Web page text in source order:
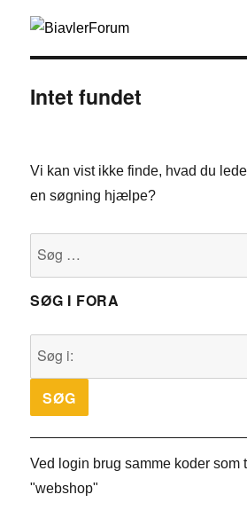
Intet fundet
Vi kan vist ikke finde, hvad du
en søgning hjælpe?
SØG I FORA
Ved login brug samme koder som
"webshop"